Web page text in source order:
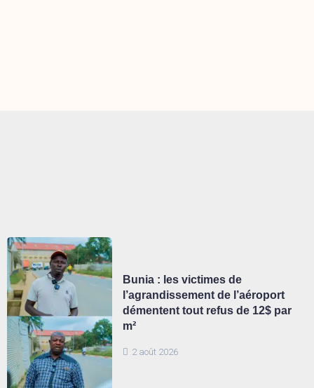
2 août 2026
Bunia : les victimes de
l’agrandissement de l’aéroport
démentent tout refus de 12$ par
m²